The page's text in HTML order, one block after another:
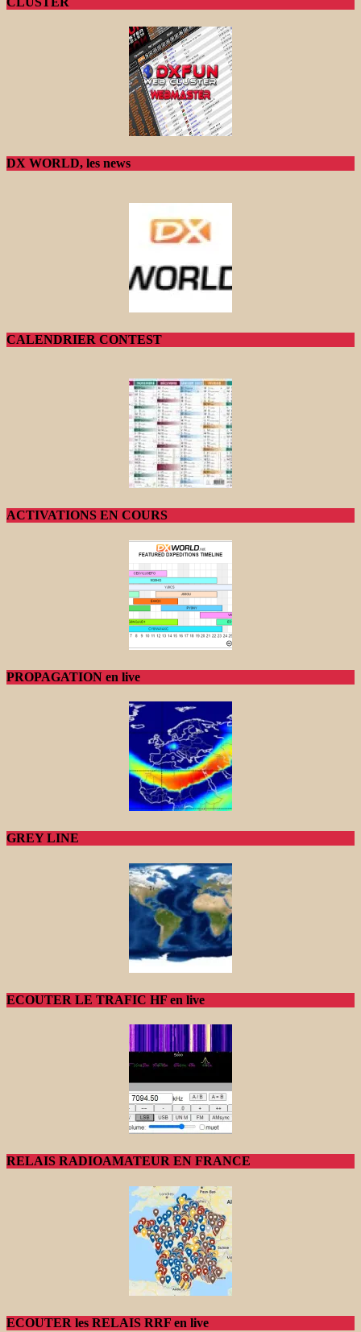
DX WORLD, les news
CALENDRIER CONTEST
ACTIVATIONS EN COURS
PROPAGATION en live
GREY LINE
ECOUTER LE TRAFIC HF en live
RELAIS RADIOAMATEUR EN FRANCE
ECOUTER les RELAIS RRF en live